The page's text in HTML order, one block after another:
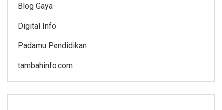
Blog Gaya
Digital Info
Padamu Pendidikan
tambahinfo.com